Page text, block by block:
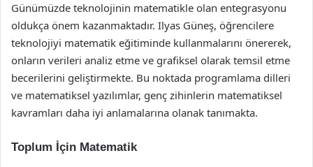
Günümüzde teknolojinin matematikle olan entegrasyonu
oldukça önem kazanmaktadır. Ilyas Güneş, öğrencilere
teknolojiyi matematik eğitiminde kullanmalarını önererek,
onların verileri analiz etme ve grafiksel olarak temsil etme
becerilerini geliştirmekte. Bu noktada programlama dilleri
ve matematiksel yazılımlar, genç zihinlerin matematiksel
kavramları daha iyi anlamalarına olanak tanımakta.
Toplum İçin Matematik